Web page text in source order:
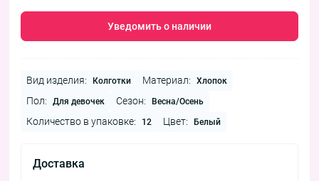
Уведомить о наличии
Вид изделия: Колготки Материал: Хлопок
Пол: Для девочек Сезон: Весна/Осень
Количество в упаковке: 12 Цвет: Белый
Доставка